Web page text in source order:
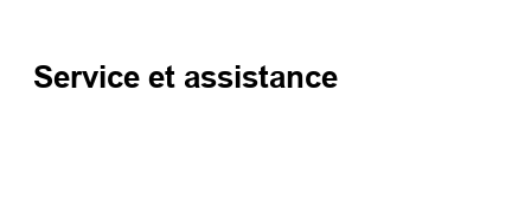
Service et assistance